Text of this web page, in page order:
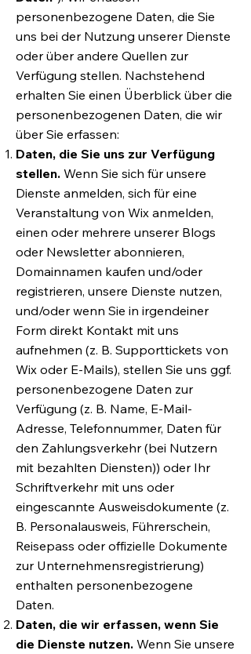
personenbezogene Daten, die Sie
uns bei der Nutzung unserer Dienste
oder über andere Quellen zur
Verfügung stellen. Nachstehend
erhalten Sie einen Überblick über die
personenbezogenen Daten, die wir
über Sie erfassen:
Daten, die Sie uns zur Verfügung
stellen. Wenn Sie sich für unsere
Dienste anmelden, sich für eine
Veranstaltung von Wix anmelden,
einen oder mehrere unserer Blogs
oder Newsletter abonnieren,
Domainnamen kaufen und/oder
registrieren, unsere Dienste nutzen,
und/oder wenn Sie in irgendeiner
Form direkt Kontakt mit uns
aufnehmen (z. B. Supporttickets von
Wix oder E-Mails), stellen Sie uns ggf.
personenbezogene Daten zur
Verfügung (z. B. Name, E-Mail-
Adresse, Telefonnummer, Daten für
den Zahlungsverkehr (bei Nutzern
mit bezahlten Diensten)) oder Ihr
Schriftverkehr mit uns oder
eingescannte Ausweisdokumente (z.
B. Personalausweis, Führerschein,
Reisepass oder offizielle Dokumente
zur Unternehmensregistrierung)
enthalten personenbezogene
Daten.
Daten, die wir erfassen, wenn Sie
die Dienste nutzen. Wenn Sie unsere